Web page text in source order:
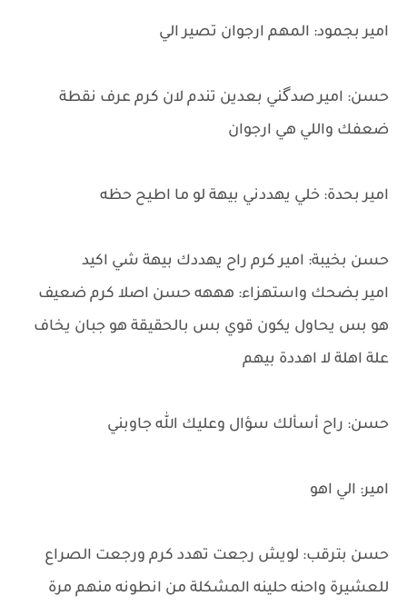
امير بجمود: المهم ارجوان تصير الي
حسن: امير صدگني بعدين تندم لان كرم عرف نقطة
ضعفك واللي هي ارجوان
امير بحدة: خلي يهددني بيهة لو ما اطيح حظه
حسن بخيبة: امير كرم راح يهددك بيهة شي اكيد
امير بضحك واستهزاء: هههه حسن اصلا كرم ضعيف
هو بس يحاول يكون قوي بس بالحقيقة هو جبان يخاف
علة اهلة لا اهددة بيهم
حسن: راح أسألك سؤال وعليك الله جاوبني
امير: الي اهو
حسن بترقب: لويش رجعت تهدد كرم ورجعت الصراع
للعشيرة واحنه حلينه المشكلة من انطونه منهم مرة